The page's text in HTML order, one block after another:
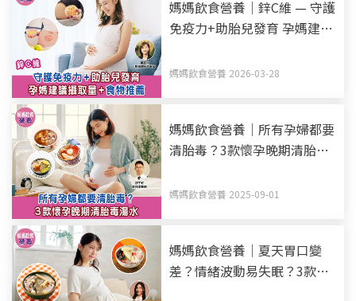
媽媽飲食營養｜鋅C維 — 守護
免疫力+助胎兒發育 孕媽建議
媽媽飲食營養 2026-03-28
媽媽飲食營養｜所有孕婦都要
清胎毒？3款懷孕晚期清胎毒
媽媽飲食營養 2025-09-01
媽媽飲食營養｜夏天胃口變
差？情緒波動易失眠？3款孕